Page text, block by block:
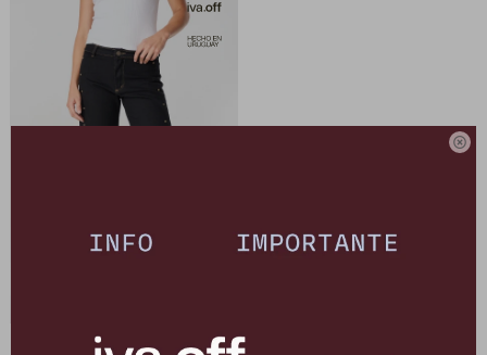

Jean Murra - Negro con tachas